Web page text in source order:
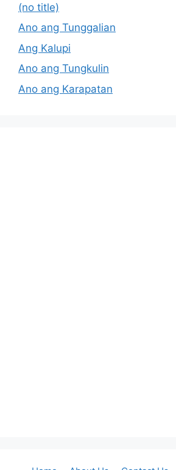
(no title)
Ano ang Tunggalian
Ang Kalupi
Ano ang Tungkulin
Ano ang Karapatan